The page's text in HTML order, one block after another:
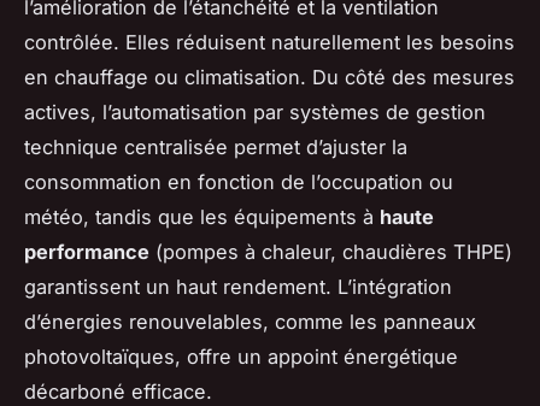
l’amélioration de l’étanchéité et la ventilation
contrôlée. Elles réduisent naturellement les besoins
en chauffage ou climatisation. Du côté des mesures
actives, l’automatisation par systèmes de gestion
technique centralisée permet d’ajuster la
consommation en fonction de l’occupation ou
météo, tandis que les équipements à haute
performance (pompes à chaleur, chaudières THPE)
garantissent un haut rendement. L’intégration
d’énergies renouvelables, comme les panneaux
photovoltaïques, offre un appoint énergétique
décarboné efficace.